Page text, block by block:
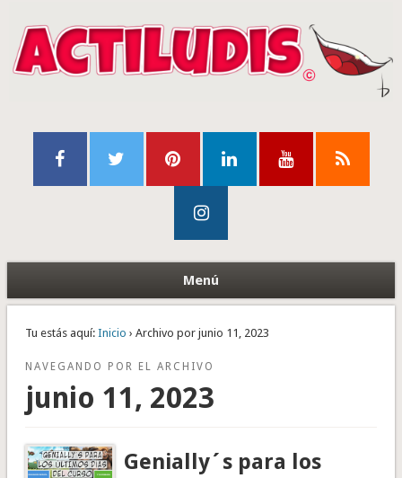
Menú
Tu estás aquí: Inicio › Archivo por junio 11, 2023
NAVEGANDO POR EL ARCHIVO
junio 11, 2023
Genially´s para los